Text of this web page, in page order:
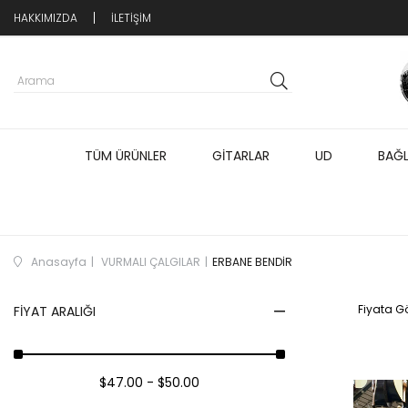
HAKKIMIZDA İLETİŞİM
TÜM ÜRÜNLER GİTARLAR UD
Anasayfa VURMALI ÇALGILAR ERBANE BENDİR
FIYAT ARALIĞI
$47.00 - $50.00
Fiyata